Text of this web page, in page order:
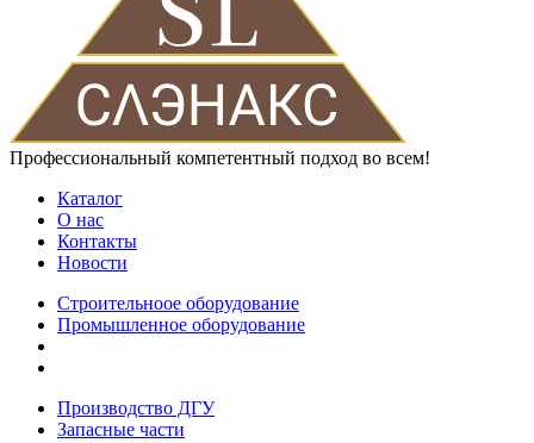
Профессиональный компетентный подход во всем!
Каталог
О нас
Контакты
Новости
Строительноое оборудование
Промышленное оборудование
Производство ДГУ
Запасные части